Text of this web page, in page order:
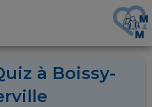
à Boissy-